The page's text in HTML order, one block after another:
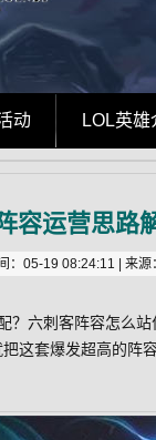
动 LOL英雄
容运营思路
：05-19 08:24:11 | 来源
？六刺客阵容怎么
这套爆发超高的阵